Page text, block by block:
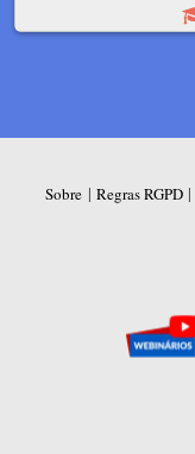
Sobre | Regras RGPD|